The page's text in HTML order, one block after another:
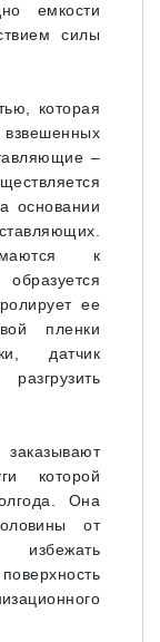
емкости
силы
которая
–
основании
к
ее
пленки
датчик
которой
Она
от